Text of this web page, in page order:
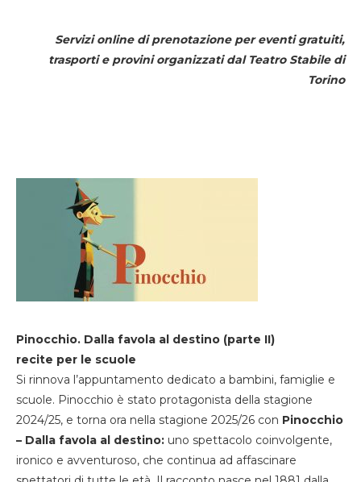
Servizi online di prenotazione per eventi gratuiti,
trasporti e provini organizzati dal Teatro Stabile di
Torino
Pinocchio. Dalla favola al destino (parte II)
recite per le scuole
Si rinnova l’appuntamento dedicato a bambini, famiglie e
scuole. Pinocchio è stato protagonista della stagione
2024/25, e torna ora nella stagione 2025/26 con Pinocchio
– Dalla favola al destino: uno spettacolo coinvolgente,
ironico e avventuroso, che continua ad affascinare